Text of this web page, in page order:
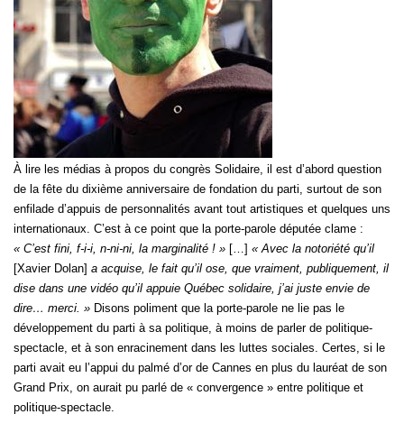
À lire les médias à propos du congrès Solidaire, il est d’abord question
de la fête du dixième anniversaire de fondation du parti, surtout de son
enfilade d’appuis de personnalités avant tout artistiques et quelques uns
internationaux. C’est à ce point que la porte-parole députée clame :
« C’est fini, f-i-i, n-ni-ni, la marginalité ! » […] « Avec la notoriété qu’il
[Xavier Dolan] a acquise, le fait qu’il ose, que vraiment, publiquement, il
dise dans une vidéo qu’il appuie Québec solidaire, j’ai juste envie de
dire… merci. » Disons poliment que la porte-parole ne lie pas le
développement du parti à sa politique, à moins de parler de politique-
spectacle, et à son enracinement dans les luttes sociales. Certes, si le
parti avait eu l’appui du palmé d’or de Cannes en plus du lauréat de son
Grand Prix, on aurait pu parlé de « convergence » entre politique et
politique-spectacle.